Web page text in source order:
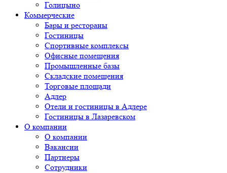
Голицыно
Коммерческие
Бары и рестораны
Гостиницы
Спортивные комплексы
Офисные помещения
Промышленные базы
Складские помещения
Торговые площади
Адлер
Отели и гостиницы в Адлере
Гостиницы в Лазаревском
О компании
О компании
Вакансии
Партнеры
Сотрудники